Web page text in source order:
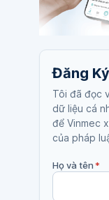
Đăng
Tôi đã đọc
dữ liệu cá
để Vinmec
của pháp
Họ và tên*